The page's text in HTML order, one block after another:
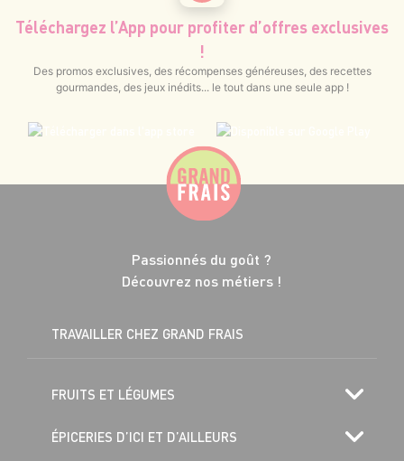
Téléchargez l’App pour profiter d’offres exclusives
!
Des promos exclusives, des récompenses généreuses, des recettes
gourmandes, des jeux inédits... le tout dans une seule app !
Passionnés du goût ?
Découvrez nos métiers !
TRAVAILLER CHEZ GRAND FRAIS
FRUITS ET LÉGUMES
ÉPICERIES D’ICI ET D’AILLEURS